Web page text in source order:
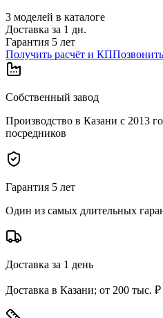
3 моделей в каталоге
Доставка за 1 дн.
Гарантия 5 лет
Получить расчёт и КППозвонить
Собственный завод
Производство в Казани с 2013
посредников
Гарантия 5 лет
Один из самых длительных
Доставка за 1 день
Доставка в Казани; от 200 тыс.